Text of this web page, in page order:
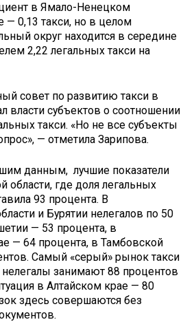
в Ямало-Ненецком
— 0,13 такси, но в целом
округ находится в середине
2,22 легальных такси на
совет по развитию такси в
власти субъектов о соотношении
такси. «Но не все субъекты
— отметила Зарипова.
данным, лучшие показатели
области, где доля легальных
93 процента. В
и Бурятии нелегалов по 50
— 53 процента, в
— 64 процента, в Тамбовской
Самый «серый» рынок такси
занимают 88 процентов
в Алтайском крае — 80
здесь совершаются без